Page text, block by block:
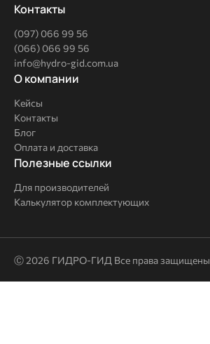
Контакты
(097) 066 99 56
(066) 066 99 56
info@hydro-gid.com.ua
О
компании
О компании
Кейсы
Контакты
Блог
Оплата и доставка
Полезные
Полезные ссылки
Для производителей
Калькулятор комплектующих
Ⓒ 2026 ГИДРО-ГИД Все права защищены